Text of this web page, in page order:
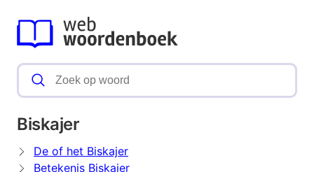
Biskajer
De of het Biskajer
Betekenis Biskajer